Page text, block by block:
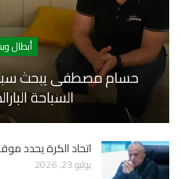
أبطال
حسام مصطفى يبحث سبل
السباحة
اتحاد الكرة يحدد
يوليو 23, 2026